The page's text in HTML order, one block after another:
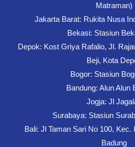
Matraman)
Jakarta Barat: Rukita Nusa
Bekasi: Stasiun
Depok: Kost Griya Rafalio, Jl.
Beji, Kota
Bogor: Stasiun
Bandung: Alun Alun
Jogja: Jl
Surabaya: Stasiun
Bali: Jl Taman Sari No 100,
Badung